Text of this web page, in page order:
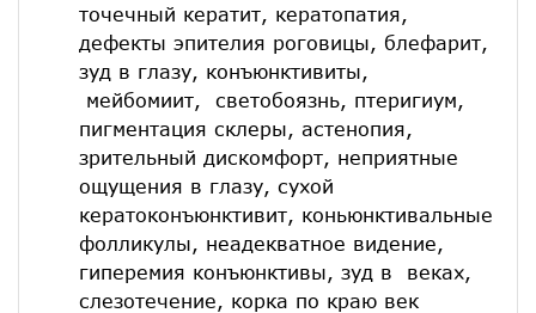
точечный кератит, кератопатия,
дефекты эпителия роговицы, блефарит,
зуд в глазу, конъюнктивиты,
мейбомиит, светобоязнь, птеригиум,
пигментация склеры, астенопия,
зрительный дискомфорт, неприятные
ощущения в глазу, сухой
кератоконъюнктивит, коньюнктивальные
фолликулы, неадекватное видение,
гиперемия конъюнктивы, зуд в веках,
слезотечение, корка по краю век